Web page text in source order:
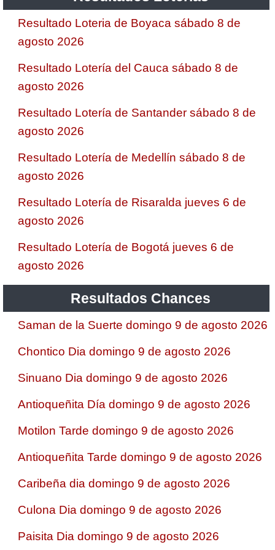
Resultado Loteria de Boyaca sábado 8 de
agosto 2026
Resultado Lotería del Cauca sábado 8 de
agosto 2026
Resultado Lotería de Santander sábado 8 de
agosto 2026
Resultado Lotería de Medellín sábado 8 de
agosto 2026
Resultado Lotería de Risaralda jueves 6 de
agosto 2026
Resultado Lotería de Bogotá jueves 6 de
agosto 2026
Resultados Chances
Saman de la Suerte domingo 9 de agosto 2026
Chontico Dia domingo 9 de agosto 2026
Sinuano Dia domingo 9 de agosto 2026
Antioqueñita Día domingo 9 de agosto 2026
Motilon Tarde domingo 9 de agosto 2026
Antioqueñita Tarde domingo 9 de agosto 2026
Caribeña dia domingo 9 de agosto 2026
Culona Dia domingo 9 de agosto 2026
Paisita Dia domingo 9 de agosto 2026